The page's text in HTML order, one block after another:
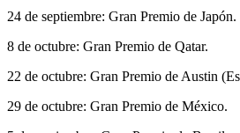
24 de septiembre: Gran Premio de Japón.
8 de octubre: Gran Premio de Qatar.
22 de octubre: Gran Premio de Austin
29 de octubre: Gran Premio de México.